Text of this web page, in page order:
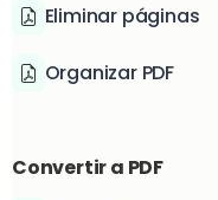
Eliminar páginas
Organizar PDF
Convertir a PDF